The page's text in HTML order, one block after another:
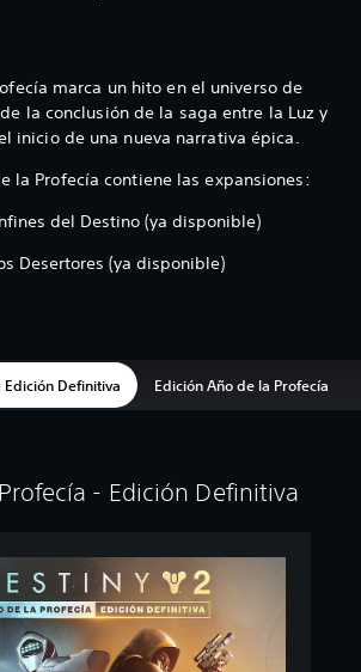
marca un hito en el universo de
la conclusión de la saga entre la Luz y
inicio de una nueva narrativa épica.
la Profecía contiene las expansiones:
del Destino (ya disponible)
Desertores (ya disponible)
Definitiva Edición Año de la Profecía
- Edición Definitiva